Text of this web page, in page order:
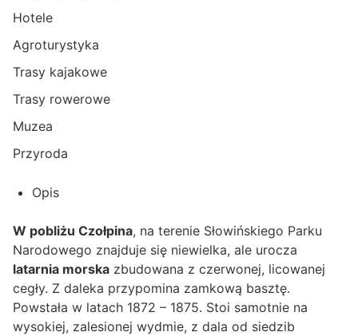
Hotele
Agroturystyka
Trasy kajakowe
Trasy rowerowe
Muzea
Przyroda
Opis
W pobliżu Czołpina, na terenie Słowińskiego Parku
Narodowego znajduje się niewielka, ale urocza
latarnia morska zbudowana z czerwonej, licowanej
cegły. Z daleka przypomina zamkową basztę.
Powstała w latach 1872 – 1875. Stoi samotnie na
wysokiej, zalesionej wydmie, z dala od siedzib